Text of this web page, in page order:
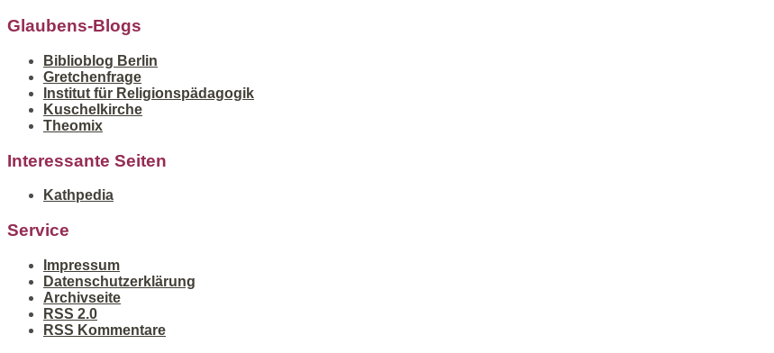
Glaubens-Blogs
Biblioblog Berlin
Gretchenfrage
Institut für Religionspädagogik
Kuschelkirche
Theomix
Interessante Seiten
Kathpedia
Service
Impressum
Datenschutzerklärung
Archivseite
RSS 2.0
RSS Kommentare